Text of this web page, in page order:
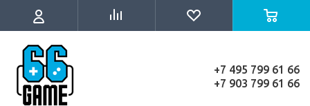
+7 495 799 61 66
+7 903 799 61 66